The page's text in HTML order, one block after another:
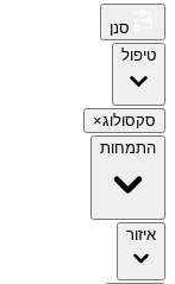
סנן
טיפול
סקסולוג×
התמחות
איזור